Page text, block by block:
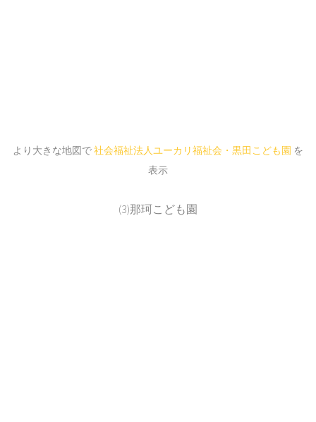
より大きな地図で社会福祉法人ユーカリ福祉会・黒田こども園 を
表示
(3)那珂こども園